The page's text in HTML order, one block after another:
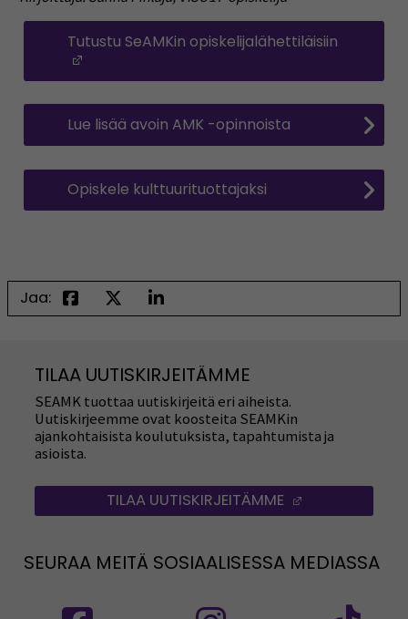
Tutustu SeAMKin opiskelijalähettiläisiin
Lue lisää avoin AMK -opinnoista
Opiskele kulttuurituottajaksi
Jaa:
TILAA UUTISKIRJEITÄMME
SEAMK tuottaa uutiskirjeitä eri aiheista.
Uutiskirjeemme ovat koosteita SEAMKin
ajankohtaisista koulutuksista, tapahtumista ja
asioista.
TILAA UUTISKIRJEITÄMME
SEURAA MEITÄ SOSIAALISESSA MEDIASSA